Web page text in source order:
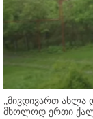
„მივდივართ
მხოლოდ ერთი